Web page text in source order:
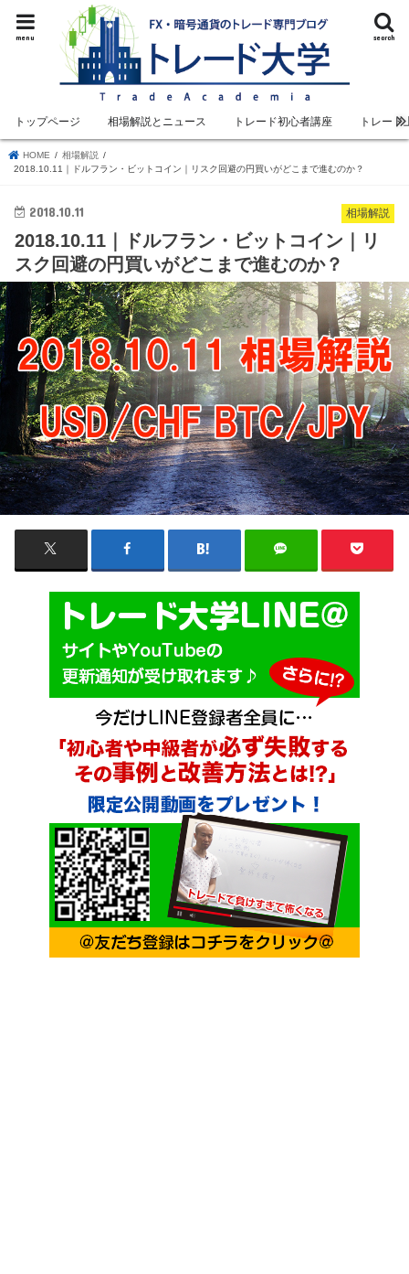
search
menu
トップページ 相場解説とニュース トレード初心者講座 トレード
HOME
相場解説
2018.10.11｜ドルフラン・ビットコイン｜リスク回避の円買いがどこまで進むのか？
相場解説
2018.10.11
2018.10.11｜ドルフラン・ビットコイン｜リ
スク回避の円買いがどこまで進むのか？